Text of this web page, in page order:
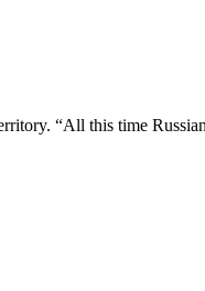
“All this time